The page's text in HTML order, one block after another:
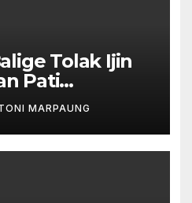
Tolak Ijin
Pati
btc Akan
Perijinan
MARPAUNG